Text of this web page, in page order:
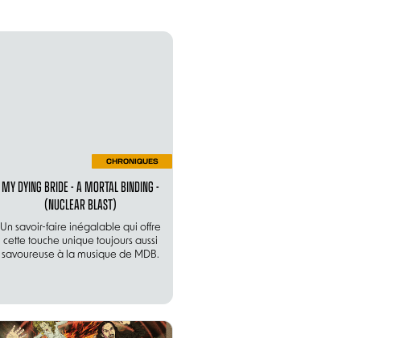
CHRONIQUES
MY DYING BRIDE - A MORTAL BINDING -
(NUCLEAR BLAST)
Un savoir-faire inégalable qui offre
cette touche unique toujours aussi
savoureuse à la musique de MDB.